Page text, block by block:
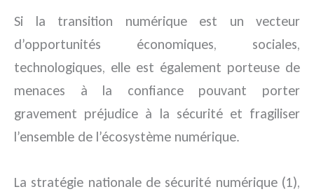
Si la transition numérique est un vecteur
d’opportunités économiques, sociales,
technologiques, elle est également porteuse de
menaces à la confiance pouvant porter
gravement préjudice à la sécurité et fragiliser
l’ensemble de l’écosystème numérique.
La stratégie nationale de sécurité numérique (1),